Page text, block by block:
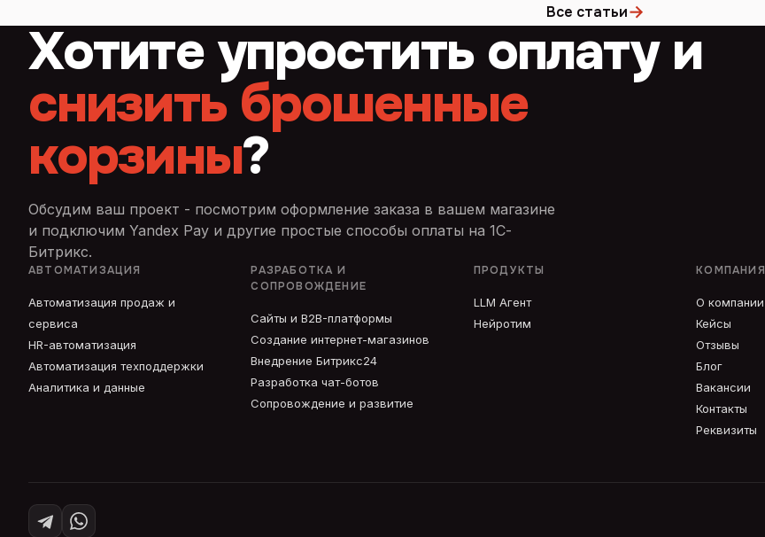
Все статьи→
Хотите упростить оплату и
снизить брошенные
корзины?
Обсудим ваш проект - посмотрим оформление заказа в вашем магазине
и подключим Yandex Pay и другие простые способы оплаты на 1С-
Битрикс.
АВТОМАТИЗАЦИЯ
Автоматизация продаж и
сервиса
HR-автоматизация
Автоматизация техподдержки
Аналитика и данные
РАЗРАБОТКА И
СОПРОВОЖДЕНИЕ
Сайты и B2B-платформы
Создание интернет-магазинов
Внедрение Битрикс24
Разработка чат-ботов
Сопровождение и развитие
ПРОДУКТЫ
LLM Агент
Нейротим
КОМПАНИЯ
О компании
Кейсы
Отзывы
Блог
Вакансии
Контакты
Реквизиты